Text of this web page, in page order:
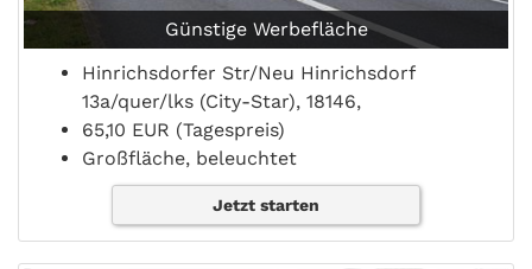
Günstige Werbefläche
Hinrichsdorfer Str/Neu Hinrichsdorf
13a/quer/lks (City-Star), 18146,
65,10 EUR (Tagespreis)
Großfläche, beleuchtet
Jetzt starten